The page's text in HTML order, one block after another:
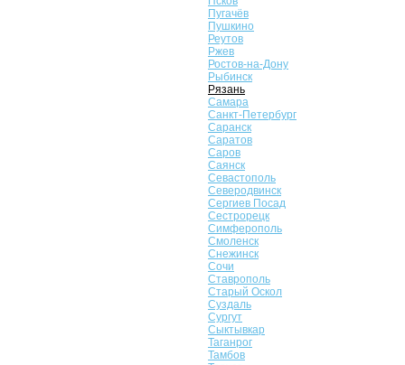
Пугачёв
Пушкино
Реутов
Ржев
Ростов-на-Дону
Рыбинск
Рязань
Самара
Санкт-Петербург
Саранск
Саратов
Саров
Саянск
Севастополь
Северодвинск
Сергиев Посад
Сестрорецк
Симферополь
Смоленск
Снежинск
Сочи
Ставрополь
Старый Оскол
Суздаль
Сургут
Сыктывкар
Таганрог
Тамбов